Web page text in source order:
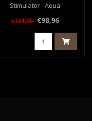
Stimulator - Aqua
€131,95 €98,96